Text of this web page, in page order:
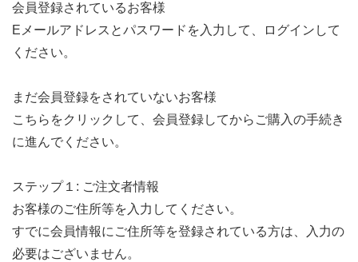
会員登録されているお客様
Eメールアドレスとパスワードを入力して、ログインして
ください。
まだ会員登録をされていないお客様
こちらをクリックして、会員登録してからご購入の手続き
に進んでください。
ステップ１: ご注文者情報
お客様のご住所等を入力してください。
すでに会員情報にご住所等を登録されている方は、入力の
必要はございません。